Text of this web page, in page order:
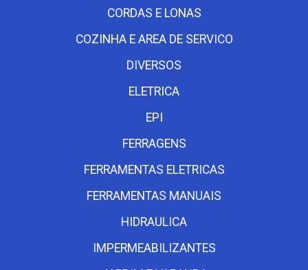
CORDAS E LONAS
COZINHA E AREA DE SERVICO
DIVERSOS
ELETRICA
EPI
FERRAGENS
FERRAMENTAS ELETRICAS
FERRAMENTAS MANUAIS
HIDRAULICA
IMPERMEABILIZANTES